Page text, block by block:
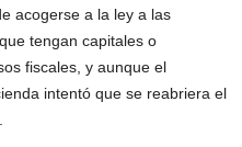
acogerse a la ley a las
que tengan capitales o
fiscales, y aunque el
intentó que se reabriera el